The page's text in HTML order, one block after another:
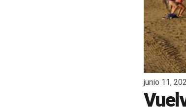
junio 11,